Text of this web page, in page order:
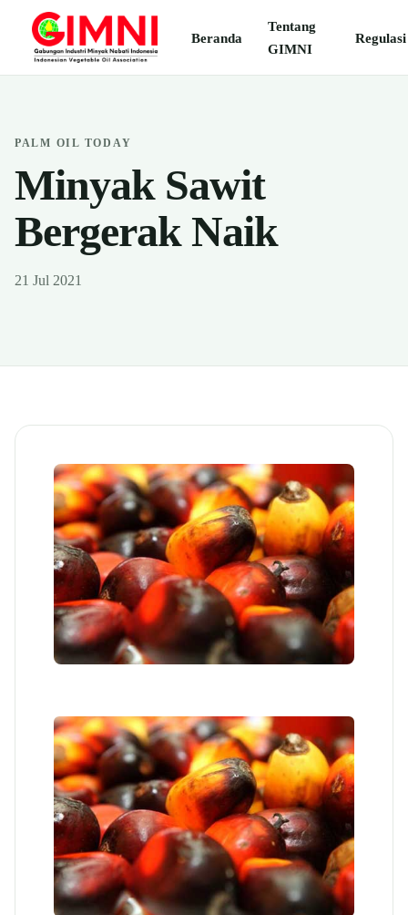
Beranda
Tentang
GIMNI
Regulasi
PALM OIL TODAY
Minyak Sawit
Bergerak Naik
21 Jul 2021